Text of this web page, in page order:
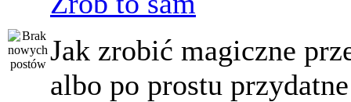
Jak zrobić magiczne
albo po prostu